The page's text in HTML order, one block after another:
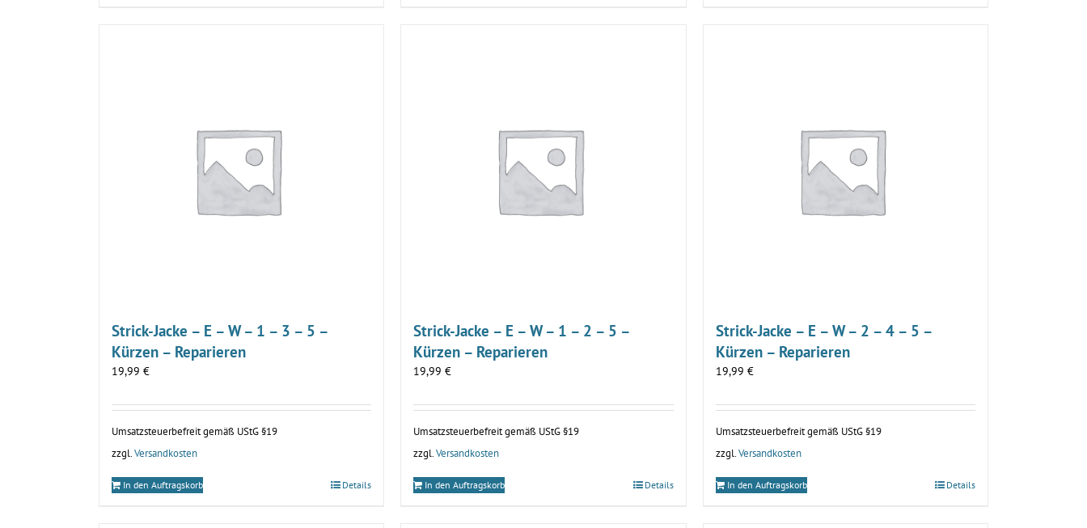
Strick-Jacke – E – W – 1 – 3 – 5 –
Kürzen – Reparieren
19,99 €
Umsatzsteuerbefreit gemäß UStG §19
zzgl. Versandkosten
In den Auftragskorb Details
Strick-Jacke – E – W – 1 – 2 – 5 –
Kürzen – Reparieren
19,99€
Umsatzsteuerbefreit gemäß UStG §19
zzgl.Versandkosten
In den Auftragskorb Details
Strick-Jacke – E – W – 2 – 4 – 5 –
Kürzen – Reparieren
19,99 €
Umsatzsteuerbefreit gemäß UStG §19
zzgl. Versandkosten
In den Auftragskorb Details